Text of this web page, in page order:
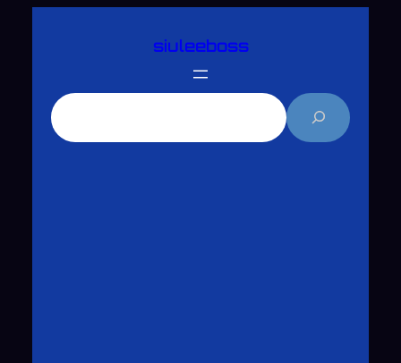
siuleeboss